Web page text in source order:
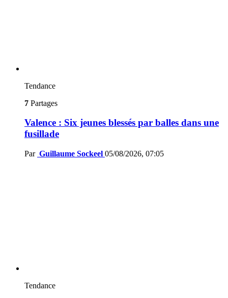
Tendance
7 Partages
Valence : Six jeunes blessés par balles dans une
fusillade
Par Guillaume Sockeel 05/08/2026, 07:05
Tendance